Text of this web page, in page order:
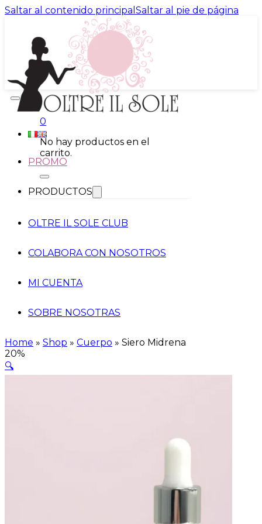
Saltar al contenido principal Saltar al pie de página
0
No hay productos en el
carrito.
PROMO
PRODUCTOS
OLTRE IL SOLE CLUB
COLABORA CON NOSOTROS
MI CUENTA
SOBRE NOSOTRAS
Home » Shop » Cuerpo » Siero Midrena
20%
🔍